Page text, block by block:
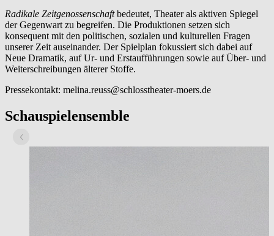
Radikale Zeitgenossenschaftbedeutet, Theater als aktiven Spiegel
der Gegenwart zu begreifen. Die Produktionen setzen sich
konsequent mit den politischen, sozialen und kulturellen Fragen
unserer Zeit auseinander. Der Spielplan fokussiert sich dabei auf
Neue Dramatik, auf Ur- und Erstaufführungen sowie auf Über- und
Weiterschreibungen älterer Stoffe.
Pressekontakt: melina.reuss@schlosstheater-moers.de
Schauspielensemble